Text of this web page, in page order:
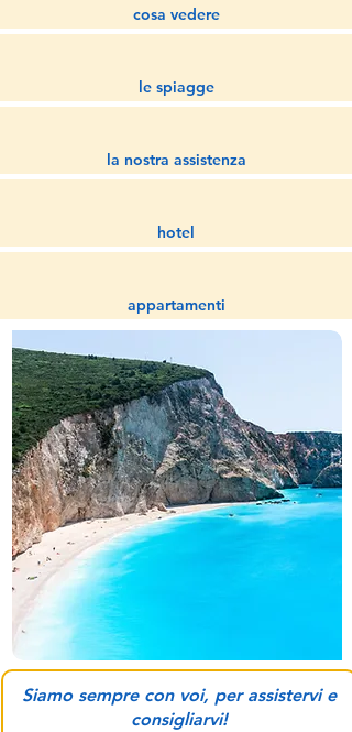
cosa vedere
le spiagge
la nostra assistenza
hotel
appartamenti
Siamo sempre con voi, per assistervi e
consigliarvi!